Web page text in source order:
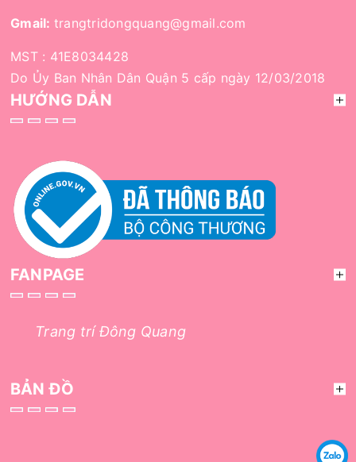
Gmail: trangtridongquang@gmail.com
MST : 41E8034428
Do Ủy Ban Nhân Dân Quận 5 cấp ngày 12/03/2018
HƯỚNG DẪN
FANPAGE
Trang trí Đông Quang
BẢN ĐỒ